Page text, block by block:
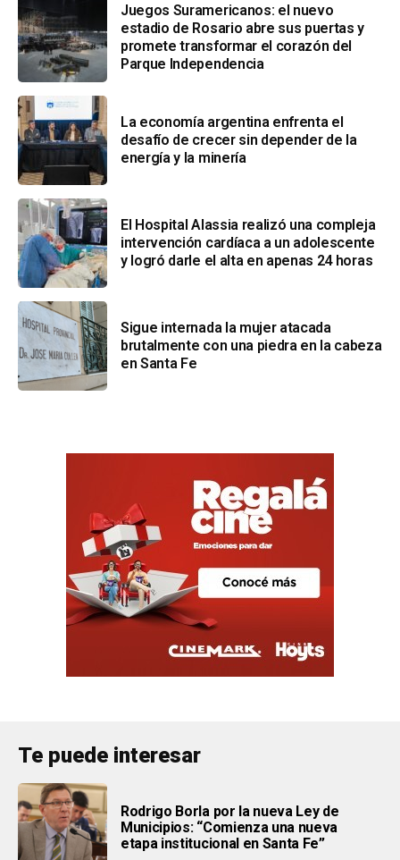
Juegos Suramericanos: el nuevo
estadio de Rosario abre sus puertas y
promete transformar el corazón del
Parque Independencia
La economía argentina enfrenta el
desafío de crecer sin depender de la
energía y la minería
El Hospital Alassia realizó una compleja
intervención cardíaca a un adolescente
y logró darle el alta en apenas 24 horas
Sigue internada la mujer atacada
brutalmente con una piedra en la cabeza
en Santa Fe
Te puede interesar
Rodrigo Borla por la nueva Ley de
Municipios: “Comienza una nueva
etapa institucional en Santa Fe”